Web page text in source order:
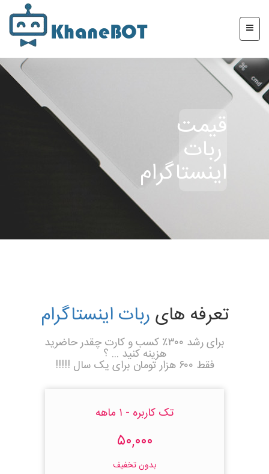
قیمت
ربات
اینستاگرام
تعرفه هایربات اینستاگرام
برای رشد ۳۰۰٪ کسب و کارت چقدر حاضرید
هزینه کنید ... ؟
فقط ۶۰۰ هزار تومان برای یک سال !!!!!
تک کاربره - ۱ ماهه
۵۰,۰۰۰
بدون تخفیف